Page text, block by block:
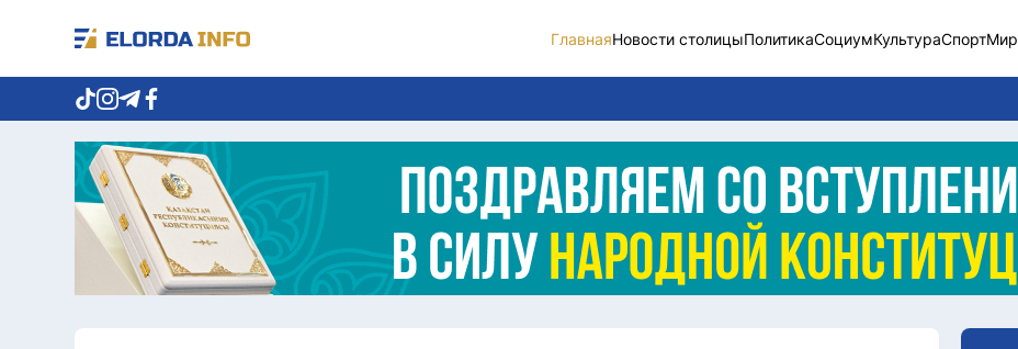
ГлавнаяНовости столицыПолитикаСоциумКультураСпортМир
Новости столицы
Социум
Спорт